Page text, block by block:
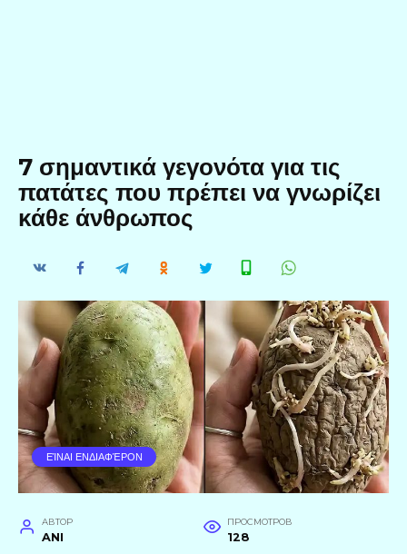
7 σημαντικά γεγονότα για τις
πατάτες που πρέπει να γνωρίζει
κάθε άνθρωπος
ΕΊΝΑΙ ΕΝΔΙΑΦΈΡΟΝ
АВТОР
ANI
ПРОСМОТРОВ
128